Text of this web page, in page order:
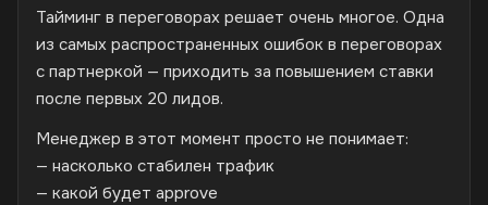
Тайминг в переговорах решает очень многое. Одна
из самых распространенных ошибок в переговорах
с партнеркой — приходить за повышением ставки
после первых 20 лидов.
Менеджер в этот момент просто не понимает:
— насколько стабилен трафик
— какой будет approve